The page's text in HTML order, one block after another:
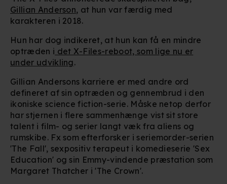
Gillian Anderson, at hun var færdig med
karakteren i 2018.
Hun har dog indikeret, at hun kan få en mindre
optræden i det X-Files-reboot, som lige nu er
under udvikling.
Gillian Andersons karriere er med andre ord
defineret af sin optræden og gennembrud i den
ikoniske science fiction-serie. Måske netop derfor
har stjernen i flere sammenhænge vist sit store
talent i film- og serier langt væk fra aliens og
rumskibe. Fx som efterforsker i seriemorder-serien
'The Fall', sexpositiv terapeut i komedieserie 'Sex
Education' og sin Emmy-vindende præstation som
Margaret Thatcher i 'The Crown'.